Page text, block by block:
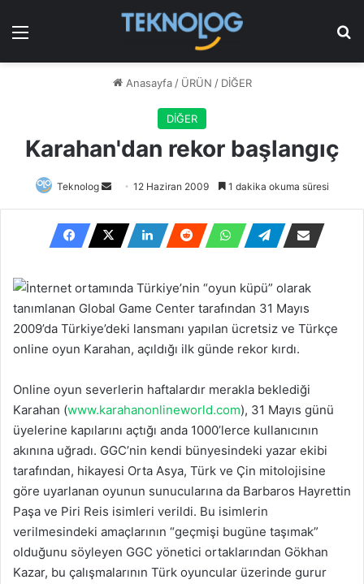
Menü
Anasayfa / ÜRÜN / DİĞER
DİĞER
Karahan'dan rekor başlangıç
Teknolog
Bir
posta
göndermek
12 Haziran 2009 1 dakika okuma süresi
İnternet ortamında Türkiye’nin “oyun küpü” olarak
tanımlanan Global Game Center tarafından 31 Mayıs
2009’da Türkiye’deki lansmanı yapılan ücretsiz ve Türkçe
online oyun Karahan, açıldığı ilk günde rekor kırdı.
Online oyun severlerin haftalardır merakla beklediği
Karahan (www.karahanonlineworld.com), 31 Mayıs günü
üyelerine kapılarını açtığı anda 1000’lerce kullanıcının
akınına uğradı. GGC’nin kendi bünyesindeki yazar ekibi
tarafından, hikayesi Orta Asya, Türk ve Çin mitolojisine
göre uyarlanan oyunun sunucularına da Barbaros Hayrettin
Paşa ve Piri Reis isimleri verildi. Bu isimlerin
verilmesindeki amaçlarının “geçmişi bugüne taşımak”
olduğunu söyleyen GGC yönetici ortaklarından Gökhan
Kazar, bu çalışmalarının Türk oyuncular üzerinde gurur